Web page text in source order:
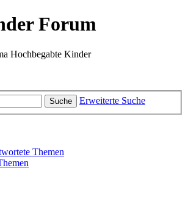
Forum
Hochbegabte Kinder
Suche Erweiterte Suche
Themen